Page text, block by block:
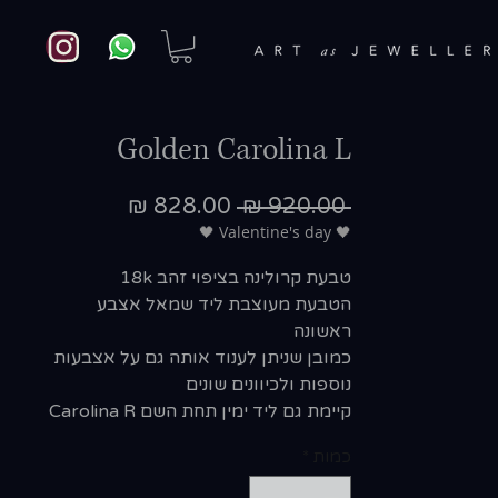
Golden Carolina L
‏920.00 ‏₪
מחיר
רגיל
🖤 Valentine's day 🖤
טבעת קרולינה בציפוי זהב 18k
הטבעת מעוצבת ליד שמאל אצבע
ראשונה
כמובן שניתן לענוד אותה גם על אצבעות
נוספות ולכיוונים שונים
קיימת גם ליד ימין תחת השם Carolina R